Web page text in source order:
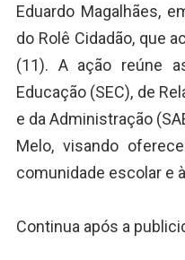
Eduardo Magalhães,
do Rolê Cidadão, que
(11). A ação reúne
Educação (SEC), de
e da Administração
Melo, visando
comunidade escolar e
Continua após a